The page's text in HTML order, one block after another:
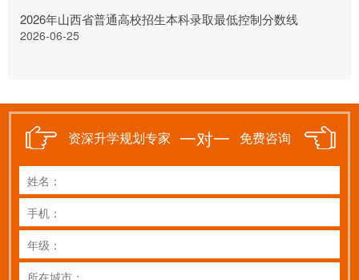
2026年山西省普通高校招生本科录取最低控制分数线
2026-06-25
资深升学规划专家 一对一 免费咨询